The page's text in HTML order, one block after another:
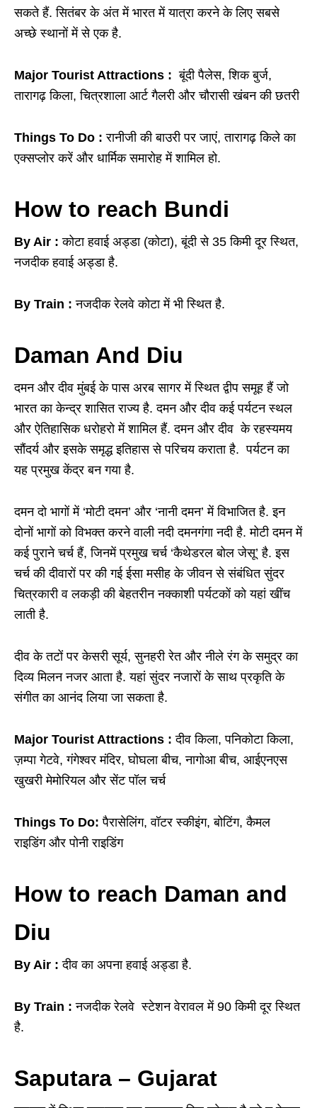
सकते हैं. सितंबर के अंत में भारत में यात्रा करने के लिए सबसे
अच्छे स्थानों में से एक है.
Major Tourist Attractions : बूंदी पैलेस, शिक बुर्ज,
तारागढ़ किला, चित्रशाला आर्ट गैलरी और चौरासी खंबन की छतरी
Things To Do : रानीजी की बाउरी पर जाएं, तारागढ़ किले का
एक्सप्लोर करें और धार्मिक समारोह में शामिल हो.
How to reach Bundi
By Air : कोटा हवाई अड्डा (कोटा), बूंदी से 35 किमी दूर स्थित,
नजदीक हवाई अड्डा है.
By Train : नजदीक रेलवे कोटा में भी स्थित है.
Daman And Diu
दमन और दीव मुंबई के पास अरब सागर में स्थित द्वीप समूह हैं जो
भारत का केन्द्र शासित राज्य है. दमन और दीव कई पर्यटन स्थल
और ऐतिहासिक धरोहरो में शामिल हैं. दमन और दीव के रहस्यमय
सौंदर्य और इसके समृद्ध इतिहास से परिचय कराता है. पर्यटन का
यह प्रमुख केंद्र बन गया है.
दमन दो भागों में ‘मोटी दमन’ और ‘नानी दमन’ में विभाजित है. इन
दोनों भागों को विभक्त करने वाली नदी दमनगंगा नदी है. मोटी दमन में
कई पुराने चर्च हैं, जिनमें प्रमुख चर्च ‘कैथेडरल बोल जेसू’ है. इस
चर्च की दीवारों पर की गई ईसा मसीह के जीवन से संबंधित सुंदर
चित्रकारी व लकड़ी की बेहतरीन नक्काशी पर्यटकों को यहां खींच
लाती है.
दीव के तटों पर केसरी सूर्य, सुनहरी रेत और नीले रंग के समुद्र का
दिव्य मिलन नजर आता है. यहां सुंदर नजारों के साथ प्रकृति के
संगीत का आनंद लिया जा सकता है.
Major Tourist Attractions : दीव किला, पनिकोटा किला,
ज़म्पा गेटवे, गंगेश्वर मंदिर, घोघला बीच, नागोआ बीच, आईएनएस
खुखरी मेमोरियल और सेंट पॉल चर्च
Things To Do: पैरासेलिंग, वॉटर स्कीइंग, बोटिंग, कैमल
राइडिंग और पोनी राइडिंग
How to reach Daman and
Diu
By Air : दीव का अपना हवाई अड्डा है.
By Train : नजदीक रेलवे स्टेशन वेरावल में 90 किमी दूर स्थित
है.
Saputara – Gujarat